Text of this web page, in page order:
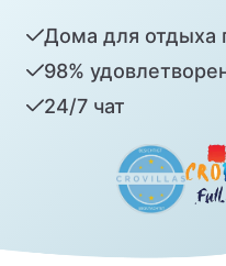
Дома для отдыха
98%
24/7 чат